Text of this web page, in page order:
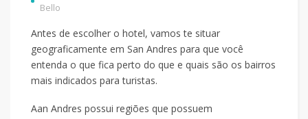
Bello
Antes de escolher o hotel, vamos te situar
geograficamente em San Andres para que você
entenda o que fica perto do que e quais são os bairros
mais indicados para turistas.
Aan Andres possui regiões que possuem